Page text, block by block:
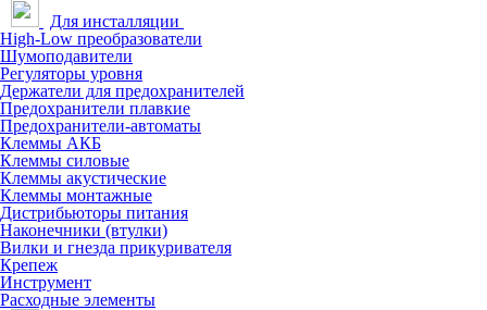
Для инсталляции
High-Low преобразователи
Шумоподавители
Регуляторы уровня
Держатели для предохранителей
Предохранители плавкие
Предохранители-автоматы
Клеммы АКБ
Клеммы силовые
Клеммы акустические
Клеммы монтажные
Дистрибьюторы питания
Наконечники (втулки)
Вилки и гнезда прикуривателя
Крепеж
Инструмент
Расходные элементы